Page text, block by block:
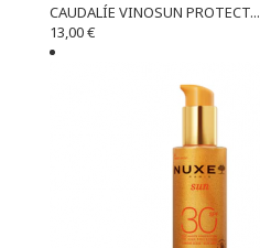
CAUDALÍE VINOSUN PROTECT...
13,00 €